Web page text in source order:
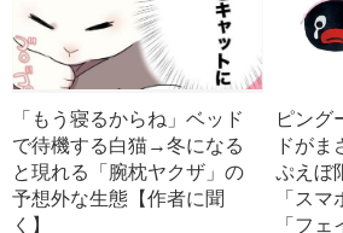
「もう寝るからね」ベッド
で待機する白猫→冬になる
と現れる「腕枕ヤクザ」の
予想外な生態【作者に聞
く】
ピング
ドが
ぷえぼ
「ス
「フ